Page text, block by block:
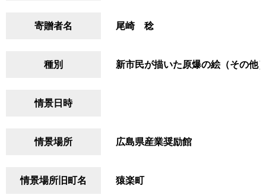
寄贈者名 尾崎 稔
種別 新市民が描いた原爆の絵（その他
情景日時
情景場所 広島県産業奨励館
情景場所旧町名 猿楽町